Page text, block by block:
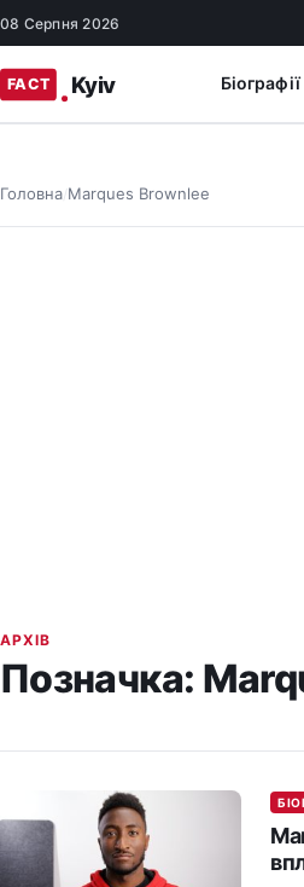
08 Серпня 2026
Біографії
Головна/ Marques Brownlee
АРХІВ
Позначка: